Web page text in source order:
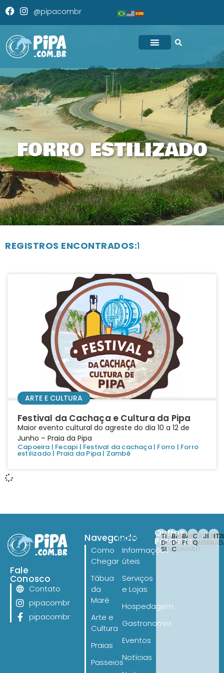
@pipacombr
FORRO ESTILIZADO
REGISTROS ENCONTRADOS:1
ARTE E CULTURA
Festival da Cachaça e Cultura da Pipa
Maior evento cultural do agreste do dia 10 a 12 de
Junho – Praia da Pipa
Capoeira | Fecapi | Festival da cachaça| Forro | Forro
estilizado | Praia da Pipa | Zambê
Fale
Conosco
Contato
pipacombr
pipacombr
Navegando
Como
Chegar
Tábua
da
Maré
Arte e
Cultura
Praias
Passeios
Navegando
Informações
úteis
Serviços
e Lojas
Hospedagem
Gastronomia
Eventos
Notícias
Outros
Paraísos
TIBAU
DO
SUL
BARRA
DO
CUNHAÚ
BAIA
FORMOSA
CANOA